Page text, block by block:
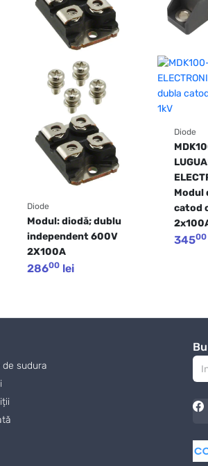
Diode
Modul: diodă; dublu
independent 600V
2X100A
28600lei
Diode
Modul
catod
34500
sudura